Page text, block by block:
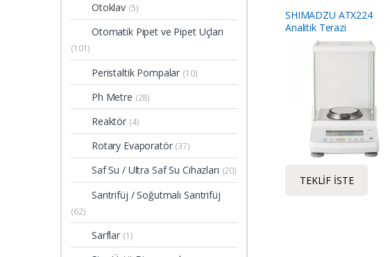
SHIMADZU ATX224
Analitik Terazi
TEKLIF İSTE
Otoklav (5)
Otomatik Pipet ve Pipet Uçları
(101)
Peristaltik Pompalar (10)
Ph Metre (28)
Reaktör (4)
Rotary Evaporatör (37)
Saf Su / Ultra Saf Su Cihazları (20)
Santrifüj / Soğutmalı Santrifüj
(62)
Sarflar (1)